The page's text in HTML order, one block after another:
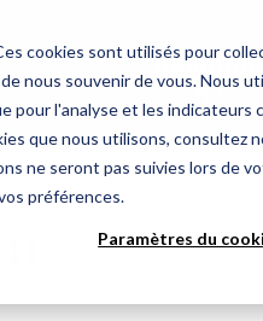
cookies sont utilisés pour
nous souvenir de vous. Nous
pour l'analyse et les
que nous utilisons,
ne seront pas suivies lors de
préférences.
Paramètres du